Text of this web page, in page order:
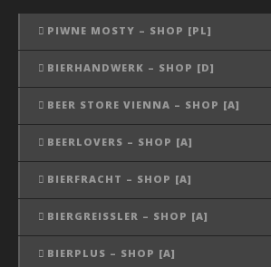
PIWNE MOSTY – SHOP [PL]
BIERHANDWERK – SHOP [D]
BEER STORE VIENNA – SHOP [A]
BEERLOVERS – SHOP [A]
BIERFRACHT – SHOP [A]
BIERGREISSLER – SHOP [A]
BIERPLUS – SHOP [A]